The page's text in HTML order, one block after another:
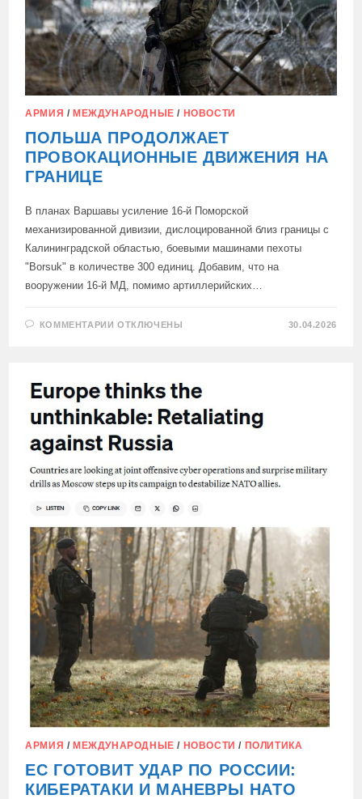
АРМИЯ / МЕЖДУНАРОДНЫЕ / НОВОСТИ
ПОЛЬША ПРОДОЛЖАЕТ
ПРОВОКАЦИОННЫЕ ДВИЖЕНИЯ НА
ГРАНИЦЕ
В планах Варшавы усиление 16-й Поморской
механизированной дивизии, дислоцированной близ границы с
Калининградской областью, боевыми машинами пехоты
"Borsuk" в количестве 300 единиц. Добавим, что на
вооружении 16-й МД, помимо артиллерийских…
КОММЕНТАРИИ К
НА
ГРАНИЦЕ
ОТКЛЮЧЕНЫ 30.04.2026
АРМИЯ /МЕЖДУНАРОДНЫЕ / НОВОСТИ / ПОЛИТИКА
ЕС ГОТОВИТ УДАР ПО РОССИИ:
КИБЕРАТАКИ И МАНЕВРЫ НАТО